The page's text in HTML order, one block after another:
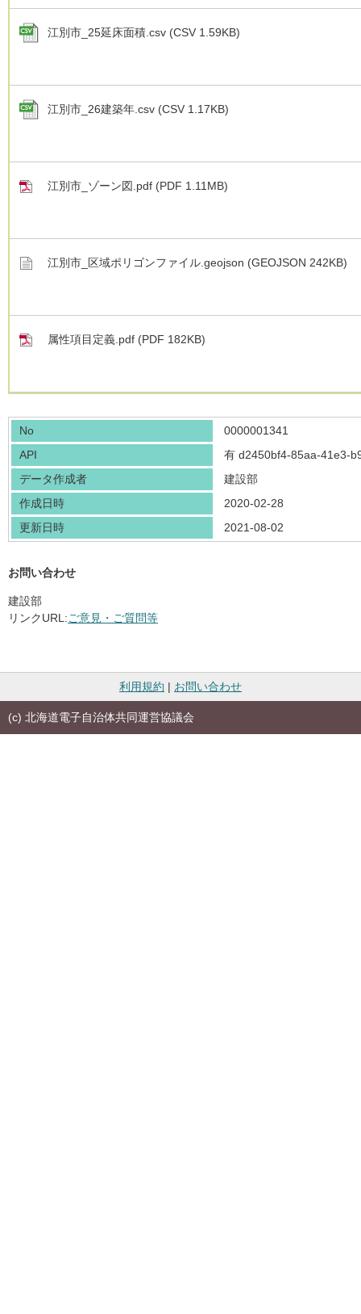
江別市_25延床面積.csv (CSV 1.59KB)
江別市_26建築年.csv (CSV 1.17KB)
江別市_ゾーン図.pdf (PDF 1.11MB)
江別市_区域ポリゴンファイル.geojson (GEOJSON 242KB)
属性項目定義.pdf (PDF 182KB)
No
0000001341
API
有 d2450bf4-85aa-41e3-
データ作成者
建設部
作成日時
2020-02-28
更新日時
2021-08-02
お問い合わせ
建設部
リンクURL:ご意見・ご質問等
利用規約 | お問い合わせ
(c) 北海道電子自治体共同運営協議会